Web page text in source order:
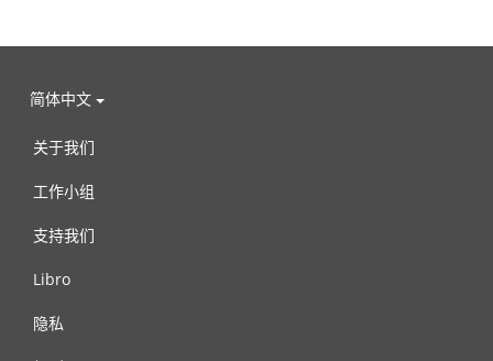
简体中文
关于我们
工作小组
支持我们
Libro
隐私